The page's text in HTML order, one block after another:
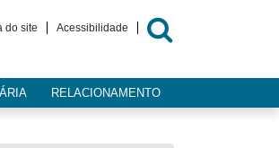
do site Acessibilidade
RELACIONAMENTO